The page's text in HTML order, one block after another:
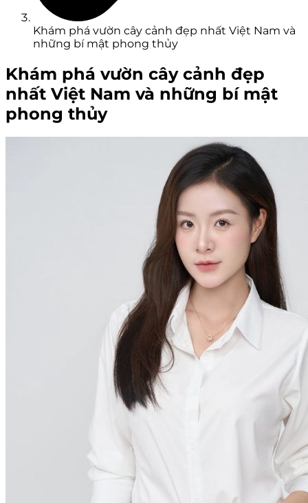
Khám phá vườn cây cảnh đẹp nhất Việt Nam và
những bí mật phong thủy
Khám phá vườn cây cảnh đẹp
nhất Việt Nam và những bí mật
phong thủy